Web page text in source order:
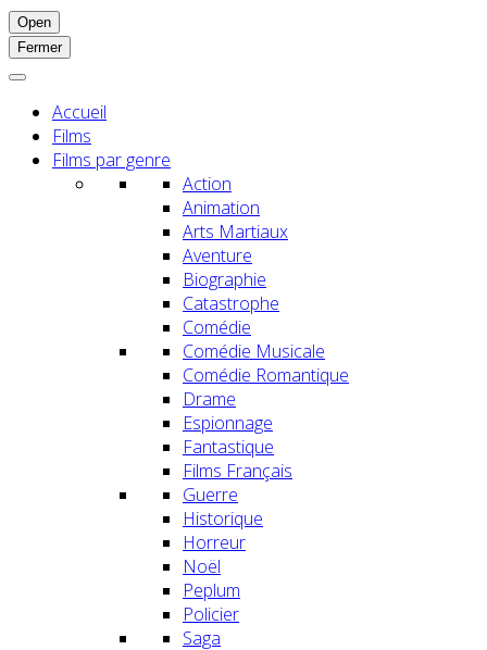
Open
Fermer
Accueil
Films
Films par genre
Action
Animation
Arts Martiaux
Aventure
Biographie
Catastrophe
Comédie
Comédie Musicale
Comédie Romantique
Drame
Espionnage
Fantastique
Films Français
Guerre
Historique
Horreur
Noël
Peplum
Policier
Saga